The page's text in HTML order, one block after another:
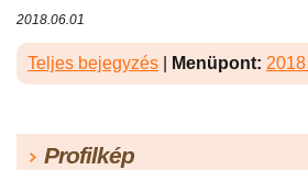
2018.06.01
Teljes bejegyzés Menüpont:
Profilkép